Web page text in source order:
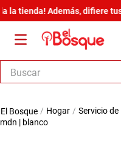
tienda! Además, difiere tus
Buscar
hogar servicio
mdn | blanco
1.
salas